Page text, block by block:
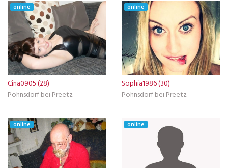
online
Cina0905 (28)
Pohnsdorf bei Preetz
online
Sophia1986 (30)
Pohnsdorf bei Preetz
online online